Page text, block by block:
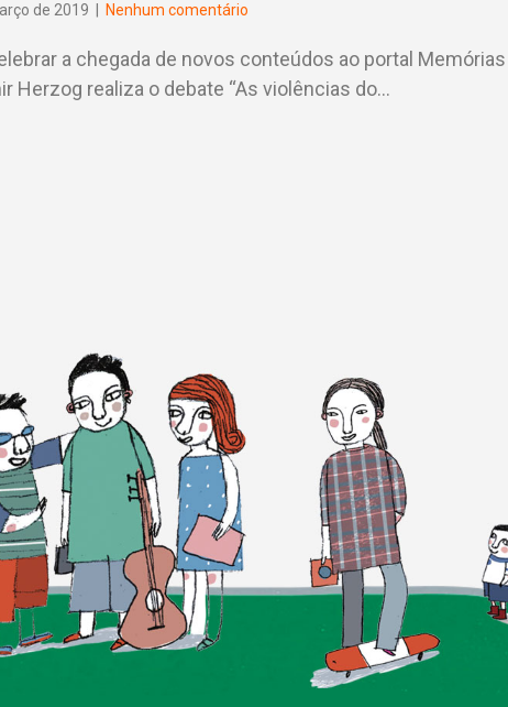
de 2019 Nenhum comentário
a chegada de novos conteúdos ao portal
Herzog realiza o debate “As violências do…